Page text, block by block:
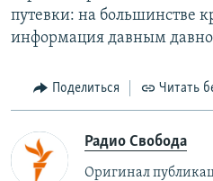
путевки: на большинстве
информация давным давно
Поделиться Читать
Радио Свобода
Оригинал